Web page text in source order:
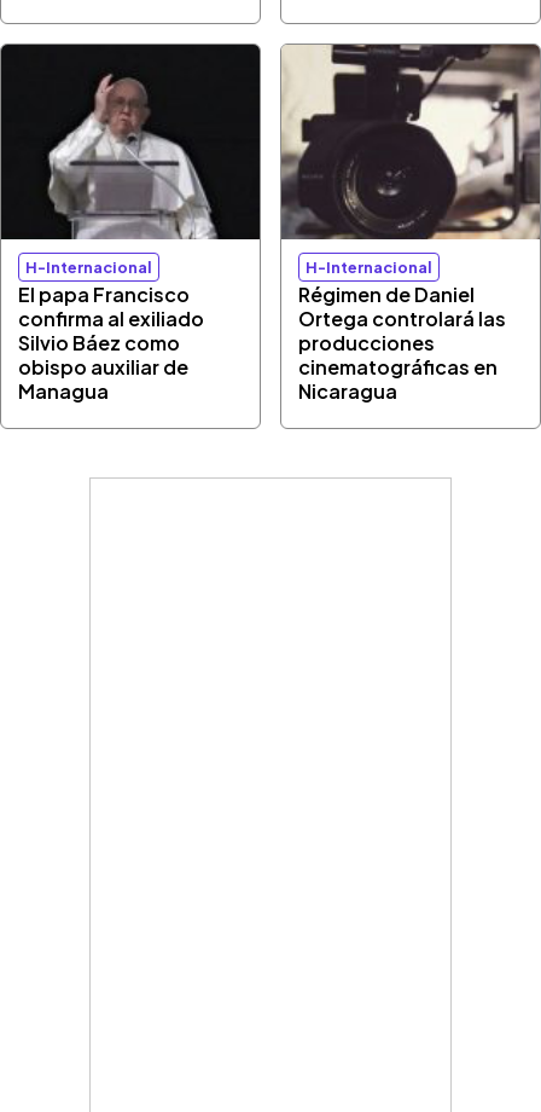
H-Internacional
El papa Francisco
confirma al exiliado
Silvio Báez como
obispo auxiliar de
Managua
H-Internacional
Régimen de Daniel
Ortega controlará las
producciones
cinematográficas en
Nicaragua